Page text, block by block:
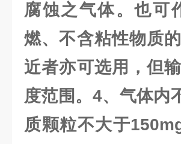
腐蚀之气体。也可
燃、不含粘性物质
近者亦可选用，但
度范围。4、气体内
质颗粒不大于